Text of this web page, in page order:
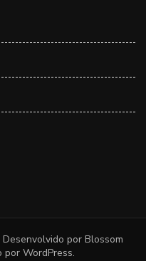
por Blossom
por WordPress.